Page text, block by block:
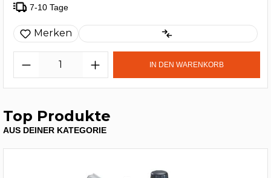
7-10 Tage
Merken
IN DEN WARENKORB
Top Produkte
AUS DEINER KATEGORIE